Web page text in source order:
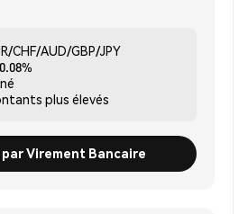
CHF/AUD/GBP/JPY
0.08%
plus élevés
Virement Bancaire